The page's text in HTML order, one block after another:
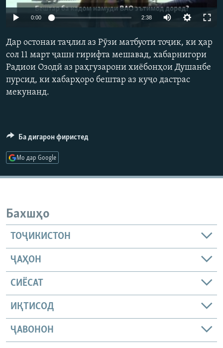
ГУЗОРИШҲОИ РАДИОӢ
Русский
ПАЙГИРӢ КУНЕД
0:00 2:38
Дар остонаи таҷлил аз Рӯзи матбуоти тоҷик, ки ҳар
сол 11 март ҷашн гирифта мешавад, хабарнигори
Радиои Озодӣ аз раҳгузарони хиёбонҳои Душанбе
пурсид, ки хабарҳоро бештар аз куҷо дастрас
мекунанд.
Ба дигарон фиристед
Мо дар Google
Бахшҳо
ТОҶИКИСТОН
ҶАҲОН
СИЁСАТ
ИҚТИСОД
ҶАВОНОН